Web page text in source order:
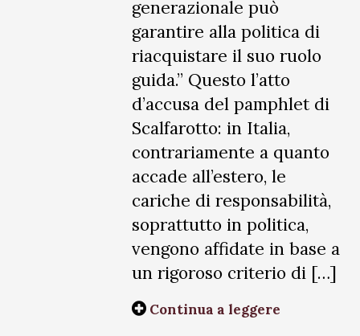
generazionale può
garantire alla politica di
riacquistare il suo ruolo
guida.” Questo l’atto
d’accusa del pamphlet di
Scalfarotto: in Italia,
contrariamente a quanto
accade all’estero, le
cariche di responsabilità,
soprattutto in politica,
vengono affidate in base a
un rigoroso criterio di […]
Continua a leggere